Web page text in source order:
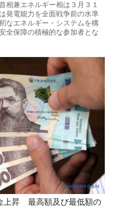
相兼エネルギー相は３月３１
発電能力を全面戦争前の水準
なエネルギー・システムを構
全保障の積極的な参加者とな
上昇 最高額及び最低額の